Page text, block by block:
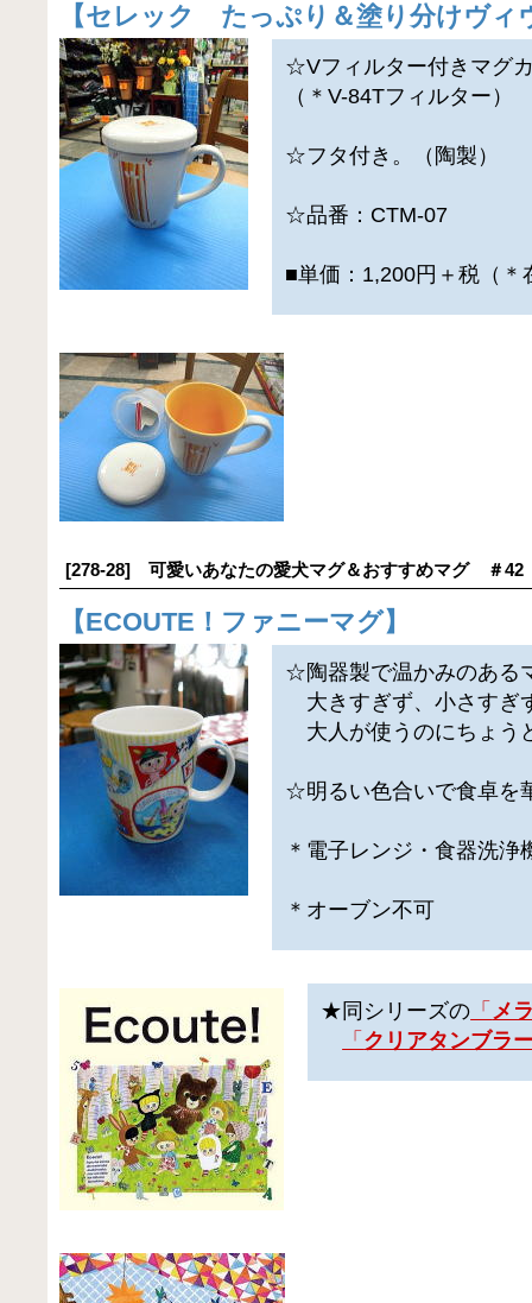
【セレック たっぷり＆塗り分けヴィ
☆Vフィルター付きマグ
（＊V-84Tフィルター）
☆フタ付き。（陶製）
☆品番：CTM-07
■単価：1,200円＋税（＊
[278-28] 可愛いあなたの愛犬マグ＆おすすめマグ ＃42
【ECOUTE！ファニーマグ】
☆陶器製で温かみのある
大きすぎず、小さすぎ
大人が使うのにちょう
☆明るい色合いで食卓を
＊電子レンジ・食器洗浄
＊オーブン不可
★同シリーズの 「 メ
「 クリアタンブラ